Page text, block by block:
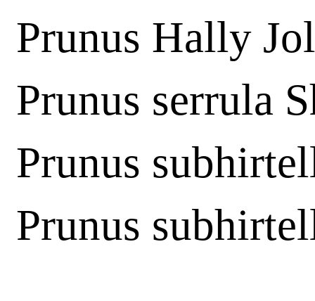
Prunus Hally
Prunus serrula
Prunus
Prunus